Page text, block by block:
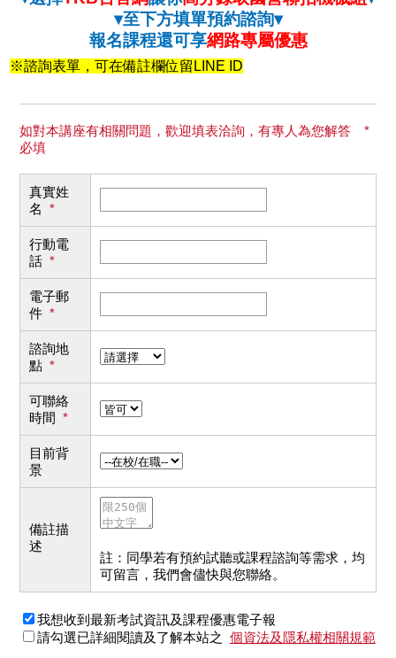
▾至下方填單預約諮詢▾
報名課程還可享網路專屬優惠
※諮詢表單，可在備註欄位留LINE ID
如對本講座有相關問題，歡迎填表洽詢，有專人為您解答 *
必填
真實姓
名 *
行動電
話 *
電子郵
件 *
諮詢地
點 *
可聯絡
時間 *
目前背
景
備註描
述
註：同學若有預約試聽或課程諮詢等需求，均
可留言，我們會儘快與您聯絡。
我想收到最新考試資訊及課程優惠電子報
請勾選已詳細閱讀及了解本站之 個資法及隱私權相關規範